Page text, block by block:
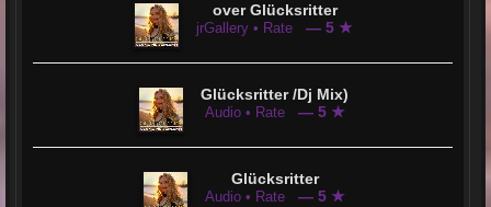
over Glücksritter
jrGallery • Rate — 5 ★
Glücksritter /Dj Mix)
Audio • Rate — 5 ★
Glücksritter
Audio • Rate — 5 ★